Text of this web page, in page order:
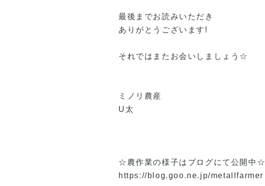
最後までお読みいただき
ありがとうございます!
それではまたお会いしましょう☆
ミノリ農産
U太
☆農作業の様子はブログにて公開中☆
https://blog.goo.ne.jp/metallfarmer